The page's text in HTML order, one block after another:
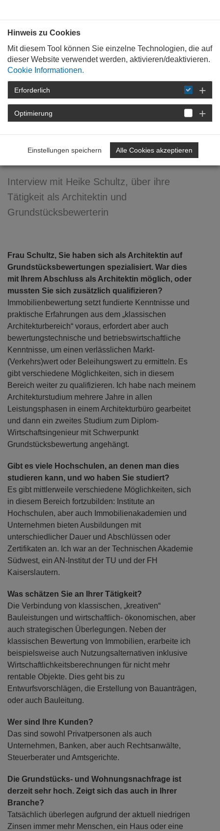
STARTSEITE DETAIL
Mehr als klassische
Bauleistungen
Interview mit Heike Schultz, über ihre
Tätigkeit als Architektin und
Grundstücksbewerterin
Frau Schultz, Sie haben sich als Architektin auf
Grundstücksbewertungen spezialisiert. War dies
mit Ihrem Abschluss als Architektin möglich, oder
mussten Sie sich zusätzlich qualifizieren?
Immobilienbewertung setzt fundierte Kenntnisse und
praktische Erfahrungen aus dem „klassischen
Architekturbereich“ voraus, erfordert aber auch
bewertungstechnische und betriebswirtschaftliche
Kenntnisse, um einen verlässlichen Markt-
(Verkehrs)wert oder Beleihungswert zu ermitteln. Es
gibt verschiedene Möglichkeiten, sich in diesem
Bereich weiter zu qualifizieren. Ich habe nach meinem
Architekturstudium mehrere Jahre in allen
Leistungsphasen in einem Architekturbüro gearbeitet
und dann ein zweites Studium zum Diplom-
Wirtschaftsingenieur mit Schwerpunkt
Grundstücksbewertung angehängt.
Gibt es viele Hochschulen, an denen man dies
studieren kann, und wo haben Sie studiert?
Es gibt mittlerweile verschiedene Möglichkeiten, sich
in diesem Bereich fortzubilden: Institute an
Hochschulen, aber auch Immobilienakademien und
Unternehmen bieten Ausbildungen mit
unterschiedlicher Dauer und Abschlüssen oder
Zertifikaten an. Ich war an der Technischen Akademie
Südwest, ein AN-Institut der TU und der FH
Kaiserslautern.
Was schätzen Sie an Ihrer Tätigkeit?
Die Verbindung von klassischen, „kreativen“
Bauleistungen und wirtschaftlich- ökonomischen, aber
auch strategischen Überlegungen. Neben der
klassischen Bewertung von Immobilien, erarbeite ich
beispielsweise auch Nutzungsalternativen inklusive
Wirtschaftlichkeitsberechnungen für nicht mehr
rentable Objekte. Dies geht bis zu
Entwurfsvorschlägen, die Erstellung von Bauanträgen,
oder auch Bauleitung.
Wer sind Ihre Kunden?
Das sind sowohl Privatpersonen als auch
Unternehmen, Banken, aber auch Rechtsanwälte,
Steuerberater und Amtsgerichte.
Die Grundstücks- und Wohnungsnachfrage ist
derzeit sehr hoch. Zeigt sich das auch in Ihrer
Branche?
Tatsächlich überlegen aufgrund der aktuell niedrigen
Zinsen immer mehr Menschen, ein Haus oder eine
Hinweis zu Cookies
Mit diesem Tool können Sie einzelne Technologien, die auf
dieser Website verwendet werden, aktivieren/deaktivieren.
Cookie Informationen.
Erforderlich
Optimierung
Einstellungen speichern Alle Cookies akzeptieren